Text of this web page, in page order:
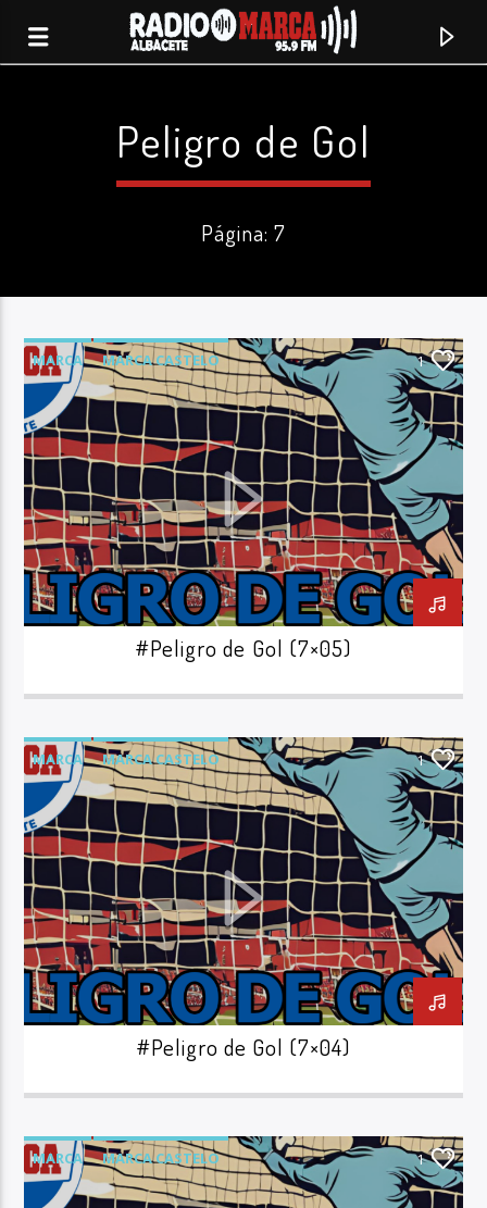
Canción actual
Radio Marca
Albacete
Radio Marca AB
Peligro de Gol
Página: 7
MARCA
MARCA CASTELO
PELIGRO DE GOL
1
#Peligro de Gol (7×05)
MARCA
MARCA CASTELO
PELIGRO DE GOL
1
#Peligro de Gol (7×04)
MARCA
MARCA CASTELO
PELIGRO DE GOL
1